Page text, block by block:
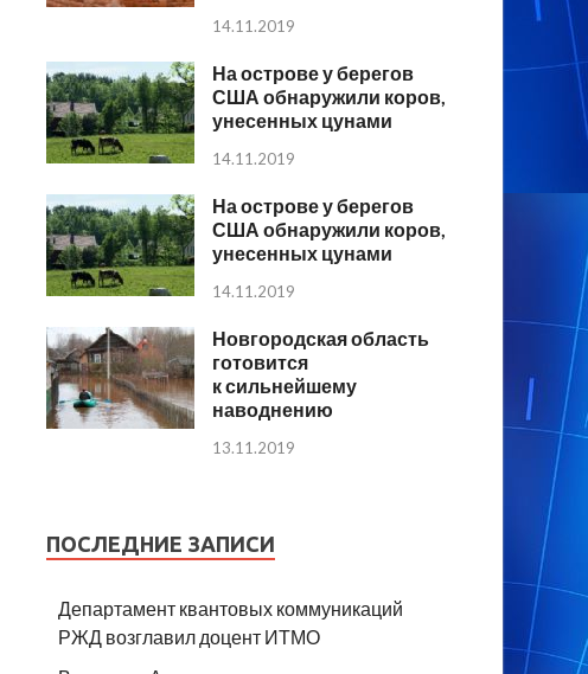
14.11.2019
На острове у берегов
США обнаружили коров,
унесенных цунами
14.11.2019
На острове у берегов
США обнаружили коров,
унесенных цунами
14.11.2019
Новгородская область
готовится
к сильнейшему
наводнению
13.11.2019
ПОСЛЕДНИЕ ЗАПИСИ
Департамент квантовых коммуникаций
РЖД возглавил доцент ИТМО